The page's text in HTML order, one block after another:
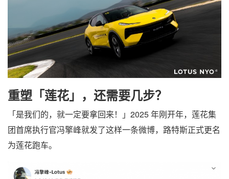
重塑「莲花」，还需要几步？
「是我们的，就一定要拿回来！」2025 年刚开年，莲花集
团首席执行官冯擎峰就发了这样一条微博，路特斯正式更名
为莲花跑车。